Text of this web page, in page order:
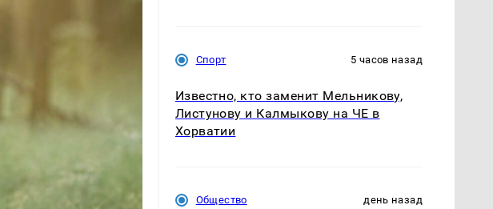
Спорт 5 часов назад
Известно, кто заменит Мельникову,
Листунову и Калмыкову на ЧЕ в
Хорватии
Общество день назад